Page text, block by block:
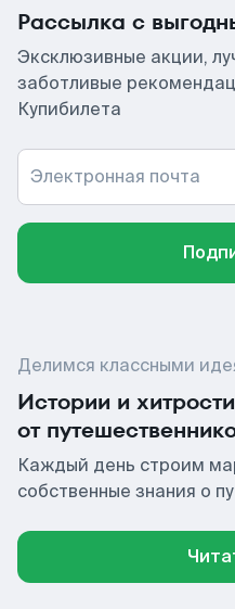
Рассылка с
Эксклюзивные акции,
заботливые
Купибилета
Электронная почта
Делимся классными
Истории и хитрости
от
Каждый день строим
собственные знания о